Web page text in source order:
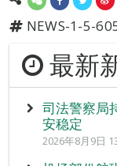
NEWS-1-5-
最新
司法警察局
安稳定
2026年8月9日